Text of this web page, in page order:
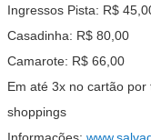
Ingressos Pista: R$
Casadinha: R$ 80,00
Camarote: R$ 66,00
Em até 3x no cartão
shoppings